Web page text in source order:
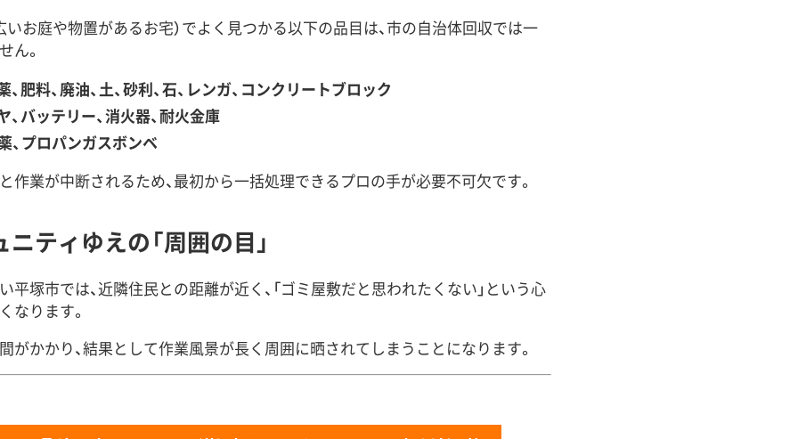
いお庭や物置があるお宅）でよく見つかる以下の品目は、市の自治体回収では一
ん。
、肥料、廃油、土、砂利、石、レンガ、コンクリートブロック
、バッテリー、消火器、耐火金庫
、プロパンガスボンベ
作業が中断されるため、最初から一括処理できるプロの手が必要不可欠です。
ティゆえの「周囲の目」
平塚市では、近隣住民との距離が近く、「ゴミ屋敷だと思われたくない」という心
なります。
がかかり、結果として作業風景が長く周囲に晒されてしまうことになります。